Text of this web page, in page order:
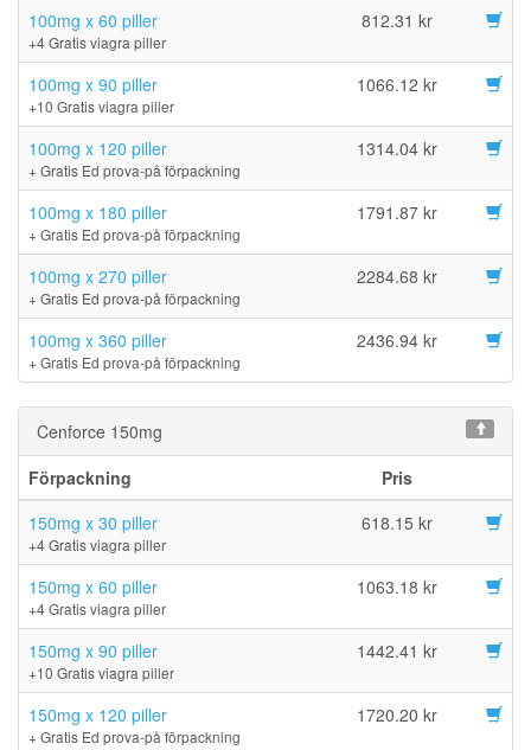
100mg x 60 piller
+4 Gratis viagra piller
812.31 kr
100mg x 90 piller
+10 Gratis viagra piller
1066.12 kr
100mg x 120 piller
+ Gratis Ed prova-på förpackning
1314.04 kr
100mg x 180 piller
+ Gratis Ed prova-på förpackning
1791.87 kr
100mg x 270 piller
+ Gratis Ed prova-på förpackning
2284.68 kr
100mg x 360 piller
+ Gratis Ed prova-på förpackning
2436.94 kr
Cenforce 150mg
Förpackning
Pris
150mg x 30 piller
+4 Gratis viagra piller
618.15 kr
150mg x 60 piller
+4 Gratis viagra piller
1063.18 kr
150mg x 90 piller
+10 Gratis viagra piller
1442.41 kr
150mg x 120 piller
+ Gratis Ed prova-på förpackning
1720.20 kr